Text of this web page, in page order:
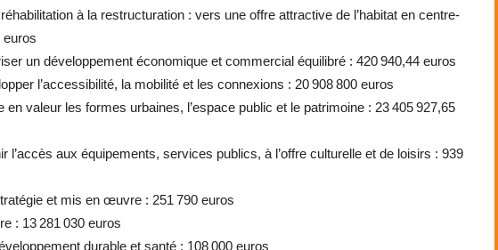
à la restructuration : vers une offre attractive de l’habitat en centre-
euros
un développement économique et commercial équilibré : 420 940,44 euros
l’accessibilité, la mobilité et les connexions : 20 908 800 euros
en valeur les formes urbaines, l’espace public et le patrimoine : 23 405 927,65
l’accès aux équipements, services publics, à l’offre culturelle et de loisirs : 939
et mis en œuvre : 251 790 euros
: 13 281 030 euros
durable et santé : 108 000 euros